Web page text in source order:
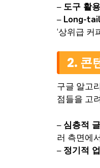
– 도구 활용
– Long-
‘상위급 커
2. 콘
구글 알고
점들을 고
– 심층적
러 측면에
– 정기적